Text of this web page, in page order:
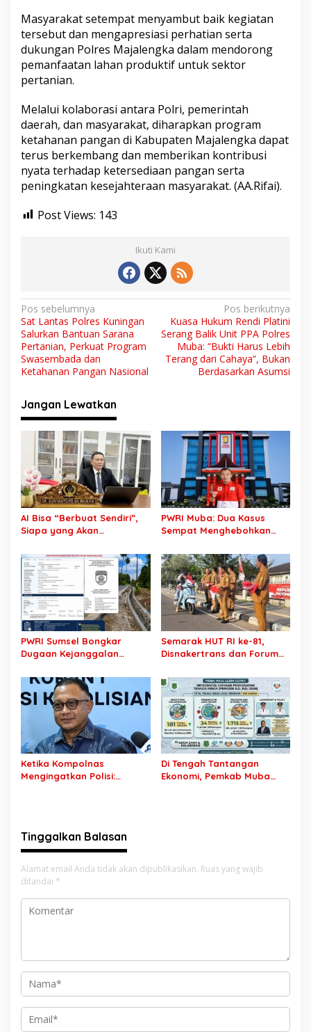
a
n
a
P
g
a
n
Masyarakat setempat menyambut baik kegiatan
tersebut dan mengapresiasi perhatian serta
dukungan Polres Majalengka dalam mendorong
pemanfaatan lahan produktif untuk sektor
pertanian.
Melalui kolaborasi antara Polri, pemerintah
daerah, dan masyarakat, diharapkan program
ketahanan pangan di Kabupaten Majalengka dapat
terus berkembang dan memberikan kontribusi
nyata terhadap ketersediaan pangan serta
peningkatan kesejahteraan masyarakat. (AA.Rifai).
Post Views: 143
Ikuti Kami
N
a
v
i
a
s
p
o
s
Pos sebelumnya
Sat Lantas Polres Kuningan
Salurkan Bantuan Sarana
Pertanian, Perkuat Program
Swasembada dan
Ketahanan Pangan Nasional
Pos berikutnya
Kuasa Hukum Rendi Platini
Serang Balik Unit PPA Polres
Muba: “Bukti Harus Lebih
Terang dari Cahaya”, Bukan
Berdasarkan Asumsi
Jangan Lewatkan
AI Bisa “Berbuat Sendiri”,
Siapa yang Akan
Jangan Jadikan Algoritma
Kambing Hitam
PWRI Muba: Dua Kasus
Sempat Menghebohkan
Menanti Kepastian PT
Pancaroba dan PT MEP
PWRI Sumsel Bongkar
Dugaan Kejanggalan
Dinas PU BMTR, Tender CV
Putra Pegagan hingga
Pencairan Dana Diminta
Semarak HUT RI ke-81,
Disnakertrans dan Forum
Bagikan 81 Bendera Merah
Putih
Ketika Kompolnas
Mengingatkan Polisi:
Di Tengah Tantangan
Ekonomi, Pemkab Muba
Tinggalkan Balasan
Alamat email Anda tidak akan dipublikasikan. Ruas yang wajib
ditandai *